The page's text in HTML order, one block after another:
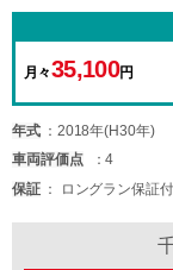
月々35,100円
年式 2018年(H30年)
車両評価点 4
保証
ロングラン保証付